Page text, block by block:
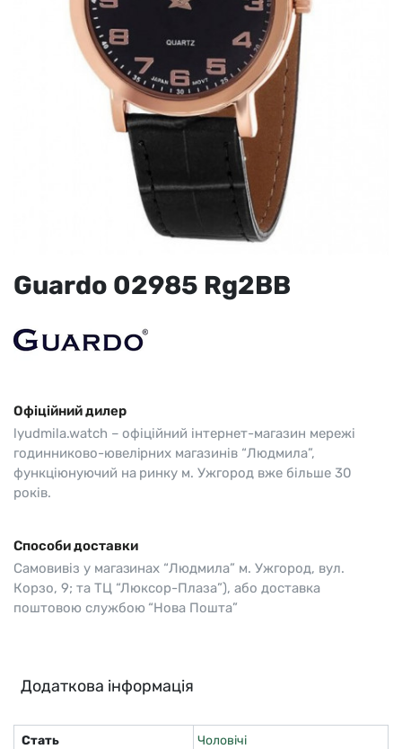
Guardo 02985 Rg2BB
Офіційний дилер
lyudmila.watch – офіційний інтернет-магазин мережі
годинниково-ювелірних магазинів “Людмила”,
функціюнуючий на ринку м. Ужгород вже більше 30
років.
Способи доставки
Самовивіз у магазинах “Людмила” м. Ужгород, вул.
Корзо, 9; та ТЦ “Люксор-Плаза”), або доставка
поштовою службою “Нова Пошта”
Додаткова інформація
Стать
Чоловічі